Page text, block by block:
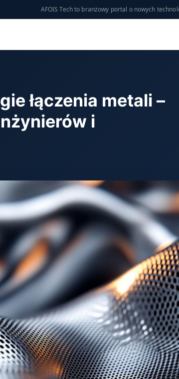
AFOIS Tech to branżowy portal o nowych
łączenia metali –
i